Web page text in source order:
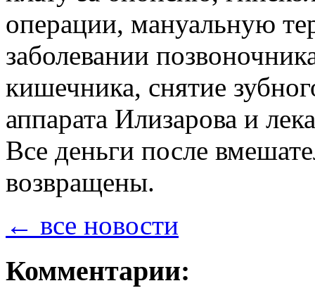
операции, мануальную
заболевании
кишечника, снятие
аппарата Илизарова и
Все деньги после
возвращены.
← все новости
Комментарии: